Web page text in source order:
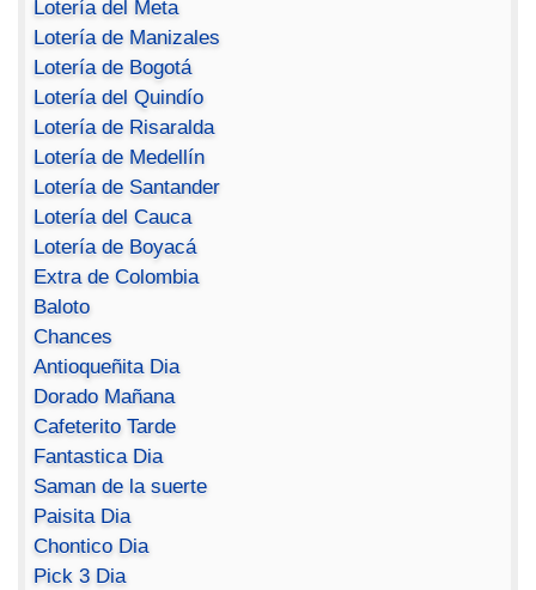
Lotería del Meta
Lotería de Manizales
Lotería de Bogotá
Lotería del Quindío
Lotería de Risaralda
Lotería de Medellín
Lotería de Santander
Lotería del Cauca
Lotería de Boyacá
Extra de Colombia
Baloto
Chances
Antioqueñita Dia
Dorado Mañana
Cafeterito Tarde
Fantastica Dia
Saman de la suerte
Paisita Dia
Chontico Dia
Pick 3 Dia